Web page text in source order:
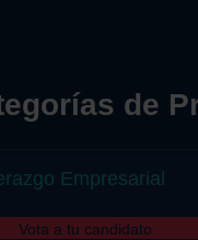
de
Empresarial